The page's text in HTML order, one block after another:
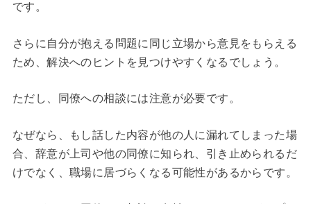
です。
さらに自分が抱える問題に同じ立場から意見をもらえる
ため、解決へのヒントを見つけやすくなるでしょう。
ただし、同僚への相談には注意が必要です。
なぜなら、もし話した内容が他の人に漏れてしまった場
合、辞意が上司や他の同僚に知られ、引き止められるだ
けでなく、職場に居づらくなる可能性があるからです。